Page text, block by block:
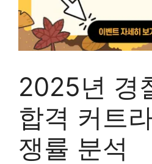
2025년 경
합격 커트
쟁률 분석